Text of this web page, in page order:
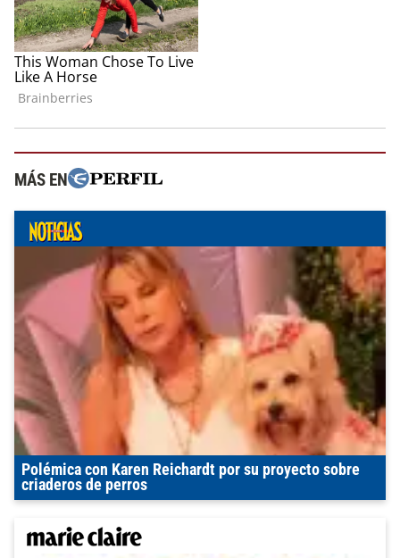
MÁS EN
Polémica con Karen Reichardt por su proyecto sobre
criaderos de perros